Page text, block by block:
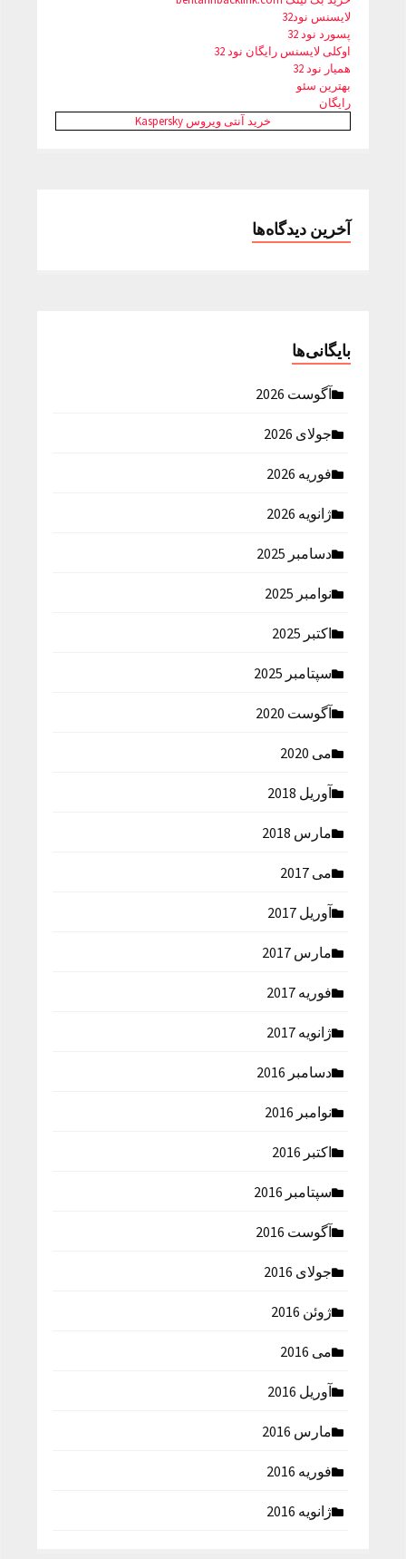
لایسنس نود32
پسورد نود 32
اوکلی لایسنس رایگان نود 32
همیار نود 32
بهترین سئو
رایگان
خرید آنتی ویروس Kaspersky
آخرین دیدگاه‌ها
بایگانی‌ها
آگوست 2026
جولای 2026
فوریه 2026
ژانویه 2026
دسامبر 2025
نوامبر 2025
اکتبر 2025
سپتامبر 2025
آگوست 2020
می 2020
آوریل 2018
مارس 2018
می 2017
آوریل 2017
مارس 2017
فوریه 2017
ژانویه 2017
دسامبر 2016
نوامبر 2016
اکتبر 2016
سپتامبر 2016
آگوست 2016
جولای 2016
ژوئن 2016
می 2016
آوریل 2016
مارس 2016
فوریه 2016
ژانویه 2016